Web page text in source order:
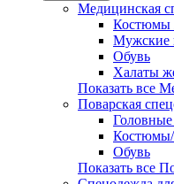
Медицинская
Костюмы
Мужские
Обувь
Халаты
Показать все
Поварская
Костюмы/
Обувь
Показать все